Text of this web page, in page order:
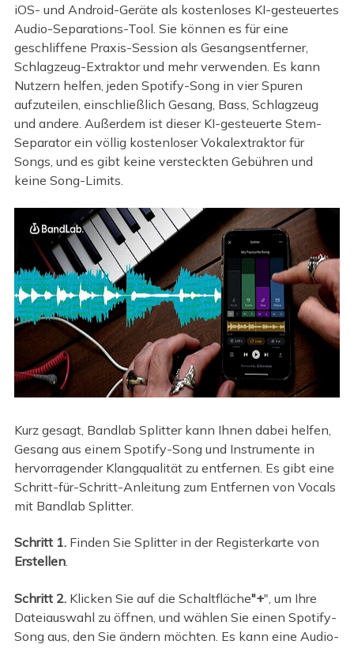
iOS- und Android-Geräte als kostenloses KI-gesteuertes
Audio-Separations-Tool. Sie können es für eine
geschliffene Praxis-Session als Gesangsentferner,
Schlagzeug-Extraktor und mehr verwenden. Es kann
Nutzern helfen, jeden Spotify-Song in vier Spuren
aufzuteilen, einschließlich Gesang, Bass, Schlagzeug
und andere. Außerdem ist dieser KI-gesteuerte Stem-
Separator ein völlig kostenloser Vokalextraktor für
Songs, und es gibt keine versteckten Gebühren und
keine Song-Limits.
Kurz gesagt, Bandlab Splitter kann Ihnen dabei helfen,
Gesang aus einem Spotify-Song und Instrumente in
hervorragender Klangqualität zu entfernen. Es gibt eine
Schritt-für-Schritt-Anleitung zum Entfernen von Vocals
mit Bandlab Splitter.
Schritt 1.Finden Sie Splitter in der Registerkarte von
Erstellen.
Schritt 2.Klicken Sie auf die Schaltfläche"+", um Ihre
Dateiauswahl zu öffnen, und wählen Sie einen Spotify-
Song aus, den Sie ändern möchten. Es kann eine Audio-